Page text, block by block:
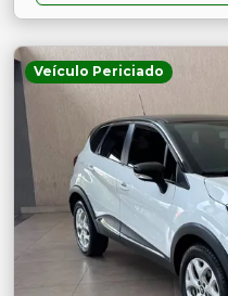
Veículo Periciado